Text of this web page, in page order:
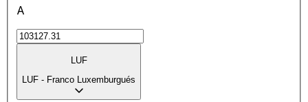
A
LUF
LUF - Franco Luxemburgués